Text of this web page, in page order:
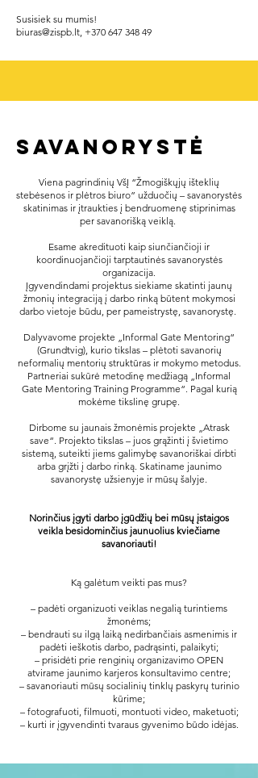
Susisiek su mumis!
biuras@zispb.lt, +370 647 348 49
Savanorystė
Viena pagrindinių VšĮ “Žmogiškųjų išteklių
stebėsenos ir plėtros biuro” užduočių – savanorystės
skatinimas ir įtraukties į bendruomenę stiprinimas
per savanorišką veiklą.
Esame akredituoti kaip siunčiančioji ir
koordinuojančioji tarptautinės savanorystės
organizacija.
Įgyvendindami projektus siekiame skatinti jaunų
žmonių integraciją į darbo rinką būtent mokymosi
darbo vietoje būdu, per pameistrystę, savanorystę.
Dalyvavome projekte „Informal Gate Mentoring“
(Grundtvig), kurio tikslas – plėtoti savanorių
neformalių mentorių struktūras ir mokymo metodus.
Partneriai sukūrė metodinę medžiagą „Informal
Gate Mentoring Training Programme“. Pagal kurią
mokėme tikslinę grupę.
Dirbome su jaunais žmonėmis projekte „Atrask
save“. Projekto tikslas – juos grąžinti į švietimo
sistemą, suteikti jiems galimybę savanoriškai dirbti
arba grįžti į darbo rinką. Skatiname jaunimo
savanorystę užsienyje ir mūsų šalyje.
Norinčius įgyti darbo įgūdžių bei mūsų įstaigos
veikla besidominčius jaunuolius kviečiame
savanoriauti!
Ką galėtum veikti pas mus?
– padėti organizuoti veiklas negalią turintiems
žmonėms;
– bendrauti su ilgą laiką nedirbančiais asmenimis ir
padėti ieškotis darbo, padrąsinti, palaikyti;
– prisidėti prie renginių organizavimo OPEN
atvirame jaunimo karjeros konsultavimo centre;
– savanoriauti mūsų socialinių tinklų paskyrų turinio
kūrime;
– fotografuoti, filmuoti, montuoti video, maketuoti;
– kurti ir įgyvendinti tvaraus gyvenimo būdo idėjas.